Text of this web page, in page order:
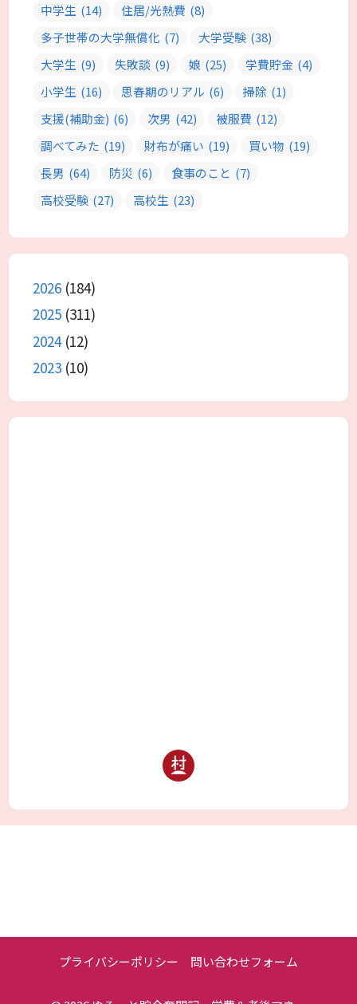
中学生 (14) 住居/光熱費 (8)
多子世帯の大学無償化 (7) 大学受験 (38)
大学生 (9) 失敗談 (9) 娘 (25) 学費貯金 (4)
小学生 (16) 思春期のリアル (6) 掃除 (1)
支援(補助金) (6) 次男 (42) 被服費 (12)
調べてみた (19) 財布が痛い (19) 買い物 (19)
長男 (64) 防災 (6) 食事のこと (7)
高校受験 (27) 高校生 (23)
2026 (184)
2025 (311)
2024(12)
2023 (10)
プライバシーポリシー 問い合わせフォーム